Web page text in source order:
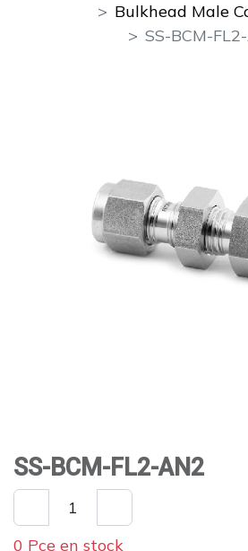
Bulkhead Male
SS-BCM-
SS-BCM-FL2-AN2
0 Pce en stock